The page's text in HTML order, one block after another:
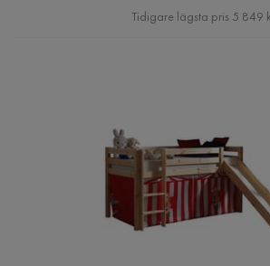
Pris
Tidigare lägsta pris 5 849